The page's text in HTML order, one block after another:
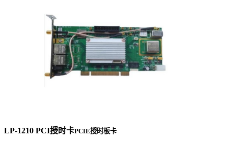
LP-1210 PCI授时卡PCIE授时板卡